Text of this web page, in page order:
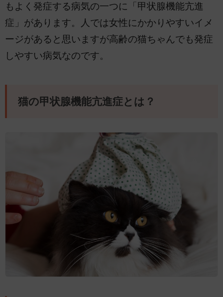
もよく発症する病気の一つに「甲状腺機能亢進
症」があります。人では女性にかかりやすいイメ
ージがあると思いますが高齢の猫ちゃんでも発症
しやすい病気なのです。
猫の甲状腺機能亢進症とは？